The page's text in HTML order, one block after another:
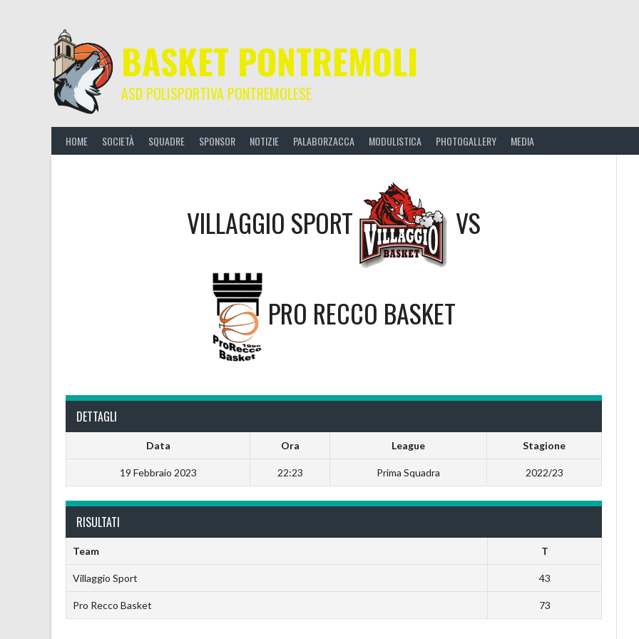
BASKET PONTREMOLI
ASD POLISPORTIVA PONTREMOLESE
HOME SOCIETÀ SQUADRE SPONSOR NOTIZIE PALABORZACCA MODULISTICA PHOTOGALLERY MEDIA
VILLAGGIO SPORT VS
PRO RECCO BASKET
DETTAGLI
Data Ora League Stagione
19 Febbraio 2023 22:23 Prima Squadra 2022/23
RISULTATI
Team T
Villaggio Sport 43
Pro Recco Basket 73